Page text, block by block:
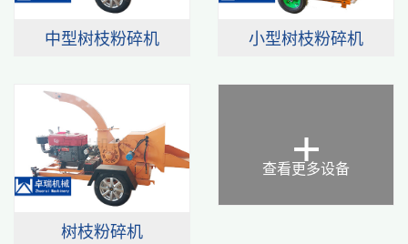
中型树枝粉碎机 小型树枝粉碎机
树枝粉碎机
+
查看更多设备